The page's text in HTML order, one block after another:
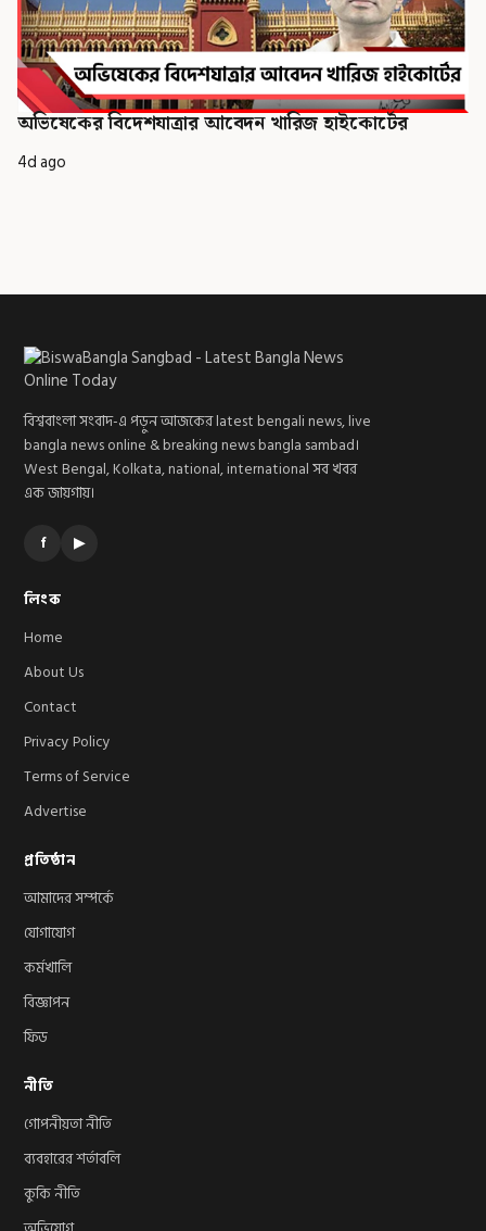
অভিষেকের বিদেশযাত্রার আবেদন খারিজ হাইকোর্টের
4d ago
বিশ্ববাংলা সংবাদ-এ পড়ুন আজকের latest bengali news, live
bangla news online & breaking news bangla sambad।
West Bengal, Kolkata, national, international সব খবর
এক জায়গায়।
f ▶
লিংক
Home
About Us
Contact
Privacy Policy
Terms of Service
Advertise
প্রতিষ্ঠান
আমাদের সম্পর্কে
যোগাযোগ
কর্মখালি
বিজ্ঞাপন
ফিড
নীতি
গোপনীয়তা নীতি
ব্যবহারের শর্তাবলি
কুকি নীতি